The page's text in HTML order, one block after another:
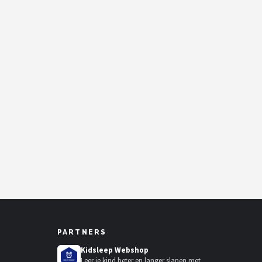
PARTNERS
Kidsleep Webshop